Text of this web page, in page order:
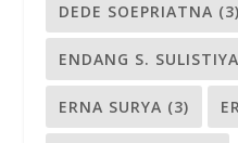
DEDE SOEPRIATNA (3)
ENDANG S. SULISTIYA
ERNA SURYA (3)